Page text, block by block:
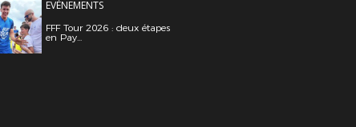
EVÉNEMENTS
FFF Tour 2026 : deux étapes
en Pay...